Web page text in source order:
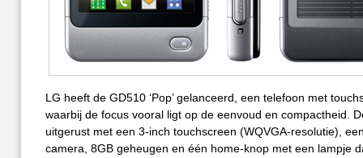
LG heeft de GD510 ‘Pop’ gelanceerd, een telefoon met
waarbij de focus vooral ligt op de eenvoud en compactheid.
uitgerust met een 3-inch touchscreen (WQVGA-resolutie),
camera, 8GB geheugen en één home-knop met een lampje